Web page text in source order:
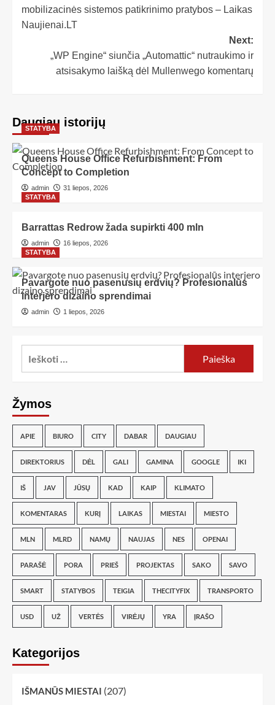
mobilizacinės sistemos patikrinimo pratybos – Laikas
Naujienai.LT
Next:
„WP Engine“ siunčia „Automattic“ nutraukimo ir
atsisakymo laišką dėl Mullenwego komentarų
Daugiau istorijų
STATYBA
Queens House Office Refurbishment: From
Concept to Completion
admin
31 liepos, 2026
STATYBA
Barrattas Redrow žada supirkti 400 mln
admin
16 liepos, 2026
STATYBA
Pavargote nuo pasenusių erdvių? Profesionalūs
interjero dizaino sprendimai
admin 1 liepos, 2026
Žymos
APIE BIURO CITY DABAR DAUGIAU
DIREKTORIUS DĖL GALI GAMINA GOOGLE IKI
IŠ JAV JŪSŲ KAD KAIP KLIMATO
KOMENTARAS KURĮ LAIKAS MIESTAI MIESTO
MLN MLRD NAMŲ NAUJAS NES OPENAI
PARAŠĖ PORA PRIEŠ PROJEKTAS SAKO SAVO
SMART STATYBOS TEIGIA THECITYFIX TRANSPORTO
USD UŽ VERTĖS VIRĖJŲ YRA ĮRAŠO
Kategorijos
IŠMANŪS MIESTAI (207)